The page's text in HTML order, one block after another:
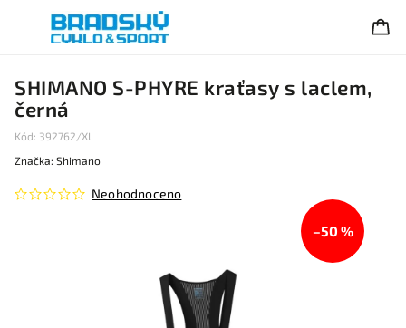
SHIMANO S-PHYRE kraťasy s laclem,
černá
Kód: 392762/XL
Neohodnoceno
Značka: Shimano
–50 %